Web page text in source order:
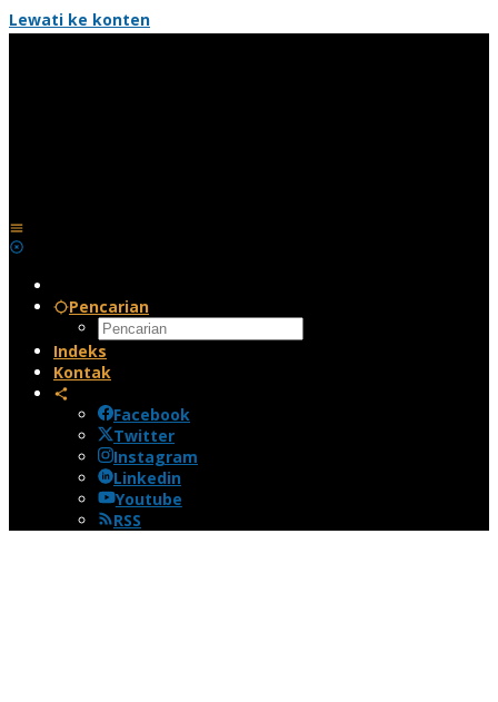
Lewati ke konten
Pencarian
Indeks
Kontak
Facebook
Twitter
Instagram
Linkedin
Youtube
RSS